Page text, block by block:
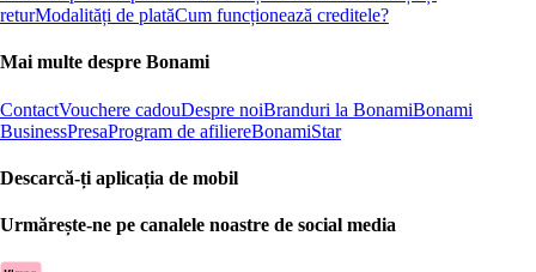
returModalități de platăCum funcționează creditele?
Mai multe despre Bonami
ContactVouchere cadouDespre noiBranduri la BonamiBonami
BusinessPresaProgram de afiliereBonamiStar
Descarcă-ți aplicația de mobil
Urmărește-ne pe canalele noastre de social media